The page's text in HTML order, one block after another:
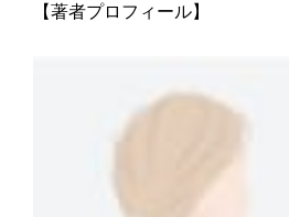
【著者プロフィール】